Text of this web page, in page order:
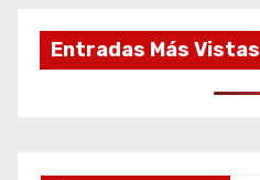
Entradas Más Vistas